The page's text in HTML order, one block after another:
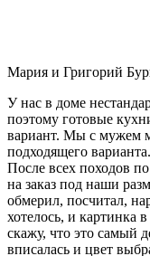
Мария и Григорий
У нас в доме
поэтому готовые
вариант. Мы с мужем
подходящего варианта.
После всех походов
на заказ под наши
обмерил, посчитал,
хотелось, и картинка
скажу, что это самый
вписалась и цвет